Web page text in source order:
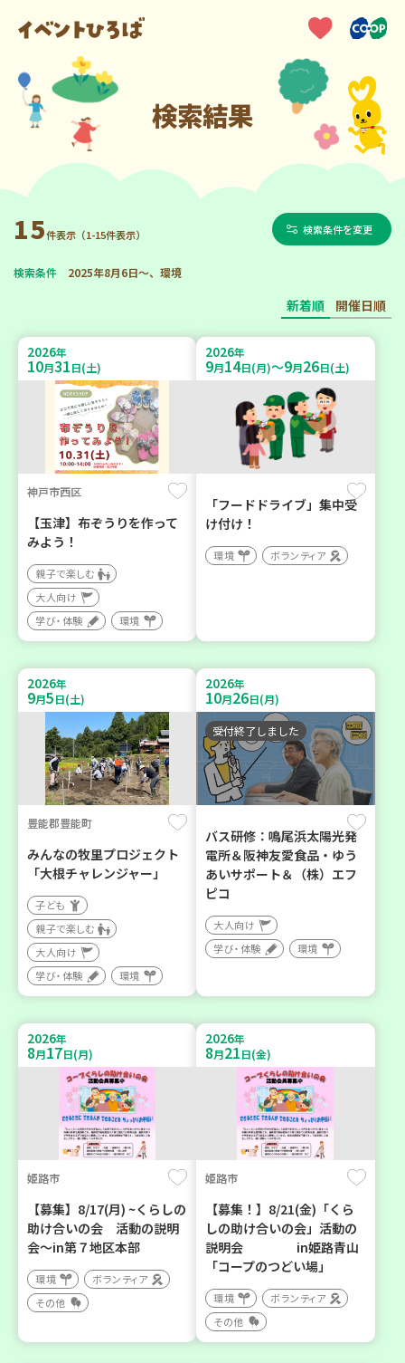
検索結果
15件表示（1-15件表示） 検索条件を変更
検索条件 2025年8月6日～、環境
新着順 開催日順
2026年
10月31日(土)
神戸市西区
【玉津】布ぞうりを作って
みよう！
親子で楽しむ
大人向け
学び・体験
環境
2026年
9月14日(月)～9月26日(土)
「フードドライブ」集中受
け付け！
環境 ボランティア
2026年
9月5日(土)
豊能郡豊能町
みんなの牧里プロジェクト
「大根チャレンジャー」
子ども
親子で楽しむ
大人向け
学び・体験
環境
2026年
10月26日(月)
受付終了しました
バス研修：鳴尾浜太陽光発
電所＆阪神友愛食品・ゆう
あいサポート＆（株）エフ
ピコ
大人向け
学び・体験
環境
2026年
8月17日(月)
姫路市
【募集】8/17(月) ~くらしの
助け合いの会 活動の説明
会～in第７地区本部
環境
ボランティア
その他
2026年
8月21日(金)
姫路市
【募集！】8/21(金)「くら
しの助け合いの会」活動の
説明会 in姫路青山
「コープのつどい場」
環境
ボランティア
その他